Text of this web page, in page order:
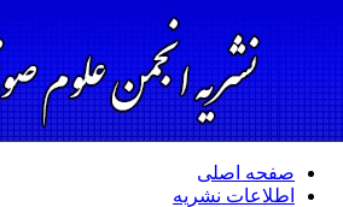
صفحه اصلی
اطلاعات نشریه